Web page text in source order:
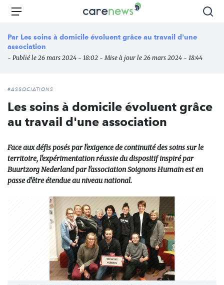
Aller
principal
Carenews,
média
acteurs
Menu
Par Les soins à domicile évoluent grâce au travail d'une
association
- Publié le 26 mars 2024 - 18:02 - Mise à jour le 26 mars 2024 - 18:44
#ASSOCIATIONS
Les soins à domicile évoluent grâce
au travail d'une association
Face aux défis posés par l'exigence de continuité des soins sur le
territoire, l'expérimentation réussie du dispositif inspiré par
Buurtzorg Nederland par l'association Soignons Humain est en
passe d'être étendue au niveau national.